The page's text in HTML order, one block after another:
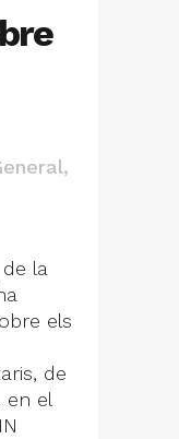
,
la
els
de
en el